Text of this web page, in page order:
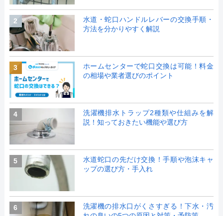
2
水道・蛇口ハンドルレバーの交換手順・
方法を分かりやすく解説
3
ホームセンターで蛇口交換は可能！料金
の相場や業者選びのポイント
4
洗濯機排水トラップ2種類や仕組みを解
説！知っておきたい機能や選び方
5
水道蛇口の先だけ交換！手順や泡沫キャ
ップの選び方・手入れ
6
洗濯機の排水口がくさすぎる！下水・汚